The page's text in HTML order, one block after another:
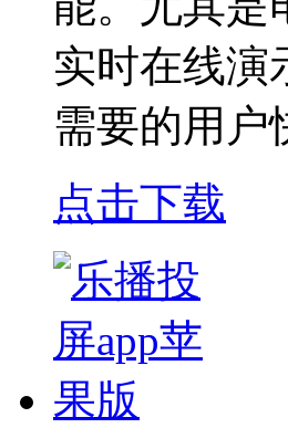
实时在线演
需要的用户
点击下载